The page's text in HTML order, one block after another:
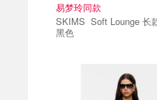
易梦玲同款
SKIMS Soft Lounge 长款连衣裙
黑色